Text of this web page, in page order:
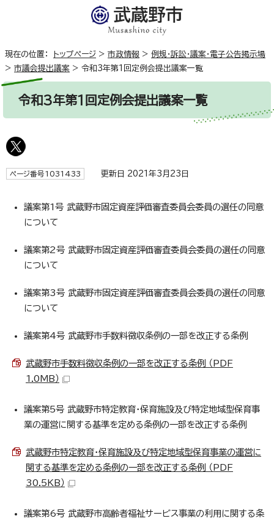
現在の位置： トップページ > 市政情報 > 例規・訴訟・議案・電子公告掲示場
> 市議会提出議案 > 令和3年第1回定例会提出議案一覧
令和3年第1回定例会提出議案一覧
ページ番号1031433 更新日 2021年3月23日
議案第1号 武蔵野市固定資産評価審査委員会委員の選任の同意
について
議案第2号 武蔵野市固定資産評価審査委員会委員の選任の同意
について
議案第3号 武蔵野市固定資産評価審査委員会委員の選任の同意
について
議案第4号 武蔵野市手数料徴収条例の一部を改正する条例
武蔵野市手数料徴収条例の一部を改正する条例 （PDF
1.0MB）
議案第5号 武蔵野市特定教育・保育施設及び特定地域型保育事
業の運営に関する基準を定める条例の一部を改正する条例
武蔵野市特定教育・保育施設及び特定地域型保育事業の運営に
関する基準を定める条例の一部を改正する条例 （PDF
30.5KB）
議案第6号 武蔵野市高齢者福祉サービス事業の利用に関する条